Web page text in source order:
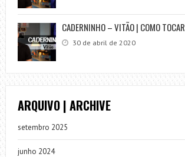
CADERNINHO – VITÃO | COMO TOCAR
30 de abril de 2020
ARQUIVO | ARCHIVE
setembro 2025
junho 2024